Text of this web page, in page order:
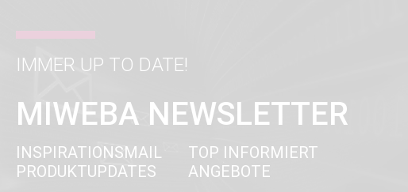
IMMER UP TO DATE!
MIWEBA NEWSLETTER
INSPIRATIONSMAIL
PRODUKTUPDATES
TOP INFORMIERT
ANGEBOTE